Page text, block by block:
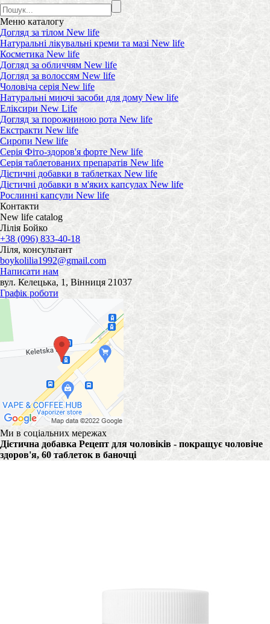
Меню каталогу
Догляд за тілом New life
Натуральні лікувальні креми та мазі New life
Косметика New life
Догляд за обличчям New life
Догляд за волоссям New life
Чоловіча серія New life
Натуральні миючі засоби для дому New life
Еліксири New Life
Догляд за порожниною рота New life
Екстракти New life
Сиропи New life
Серія Фіто-здоров'я форте New life
Серія таблетованих препаратів New life
Дієтичні добавки в таблетках New life
Дієтичні добавки в м'яких капсулах New life
Рослинні капсули New life
Контакти
New life catalog
Лілія Бойко
+38 (096) 833-40-18
Ліля, консультант
boykolilia1992@gmail.com
Написати нам
вул. Келецька, 1, Вінниця 21037
Графік роботи
Ми в соціальних мережах
Дієтична добавка Рецепт для чоловіків - покращує чоловіче
здоров'я, 60 таблеток в баночці